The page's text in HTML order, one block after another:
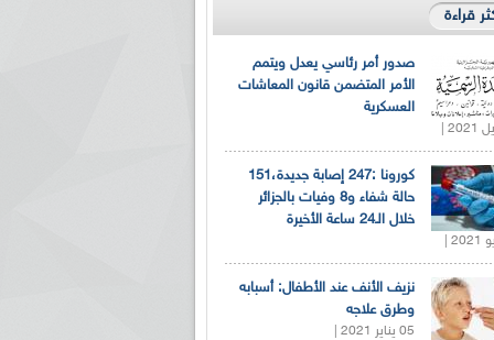
قراءة
صدور أمر رئاسي يعدل ويتمم
الأمر المتضمن قانون المعاشات
العسكرية
كورونا :247 إصابة جديدة،151
حالة شفاء و8 وفيات بالجزائر
خلال الـ24 ساعة الأخيرة
نزيف الأنف عند الأطفال: أسبابه
وطرق علاجه
05 يناير 2021 |